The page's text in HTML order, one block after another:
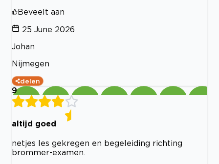
Beveelt aan
25 June 2026
Johan
Nijmegen
delen
9
altijd goed
netjes les gekregen en begeleiding richting
brommer-examen.